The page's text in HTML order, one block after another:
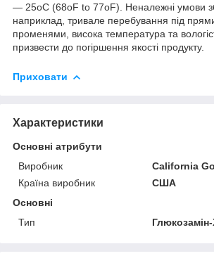
— 25oC (68oF to 77oF). Неналежні умови
наприклад, тривале перебування під
променями, висока температура та
призвести до погіршення якості продукту.
Приховати
Характеристики
Основні атрибути
Виробник
California
Країна виробник
США
Основні
Тип